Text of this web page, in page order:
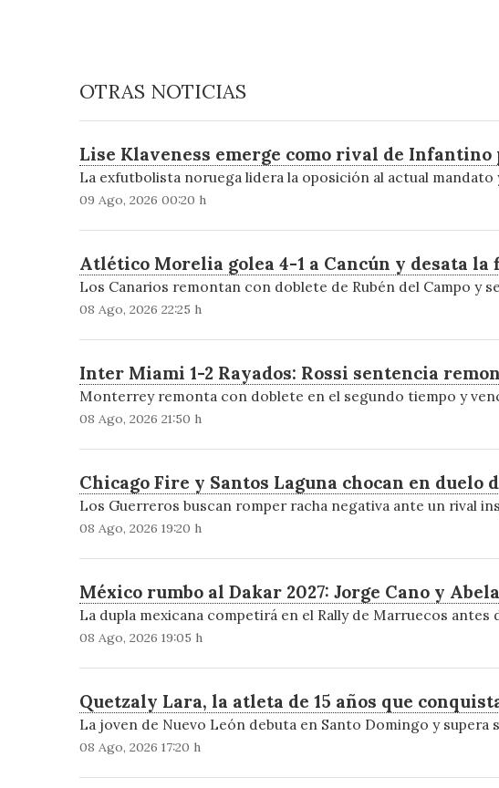
OTRAS NOTICIAS
Lise Klaveness emerge como rival de Infantino
La exfutbolista noruega lidera la oposición al actual
09 Ago, 2026 00:20 h
Atlético Morelia golea 4-1 a Cancún y desata la
Los Canarios remontan con doblete de Rubén del Campo y
08 Ago, 2026 22:25 h
Inter Miami 1-2 Rayados: Rossi sentencia
Monterrey remonta con doblete en el segundo tiempo y
08 Ago, 2026 21:50 h
Chicago Fire y Santos Laguna chocan en duelo
Los Guerreros buscan romper racha negativa ante un rival
08 Ago, 2026 19:20 h
México rumbo al Dakar 2027: Jorge Cano y
La dupla mexicana competirá en el Rally de Marruecos
08 Ago, 2026 19:05 h
Quetzaly Lara, la atleta de 15 años que
La joven de Nuevo León debuta en Santo Domingo y
08 Ago, 2026 17:20 h